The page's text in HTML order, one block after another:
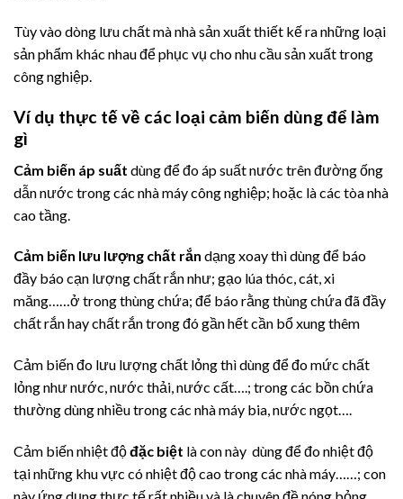
Tùy vào dòng lưu chất mà nhà sản xuất thiết kế ra những loại
sản phẩm khác nhau để phục vụ cho nhu cầu sản xuất trong
công nghiệp.
Ví dụ thực tế về các loại cảm biến dùng để làm
gì
Cảm biến áp suất dùng để đo áp suất nước trên đường ống
dẫn nước trong các nhà máy công nghiệp; hoặc là các tòa nhà
cao tầng.
Cảm biến lưu lượng chất rắn dạng xoay thì dùng để báo
đầy báo cạn lượng chất rắn như; gạo lúa thóc, cát, xi
măng……ở trong thùng chứa; để báo rằng thùng chứa đã đầy
chất rắn hay chất rắn trong đó gần hết cần bổ xung thêm
Cảm biến đo lưu lượng chất lỏng thì dùng để đo mức chất
lỏng như nước, nước thải, nước cất….; trong các bồn chứa
thường dùng nhiều trong các nhà máy bia, nước ngọt….
Cảm biến nhiệt độđặc biệt là con này dùng để đo nhiệt độ
tại những khu vực có nhiệt độ cao trong các nhà máy……; con